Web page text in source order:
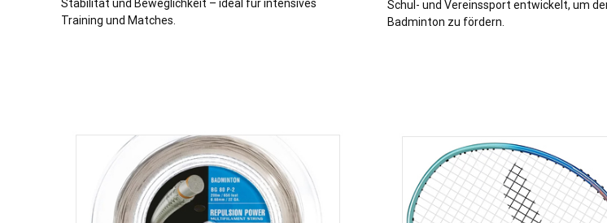
Stabilität und Beweglichkeit – ideal für intensives
Training und Matches.
Schul- und Vereinssport entwickelt, um
Badminton zu fördern.